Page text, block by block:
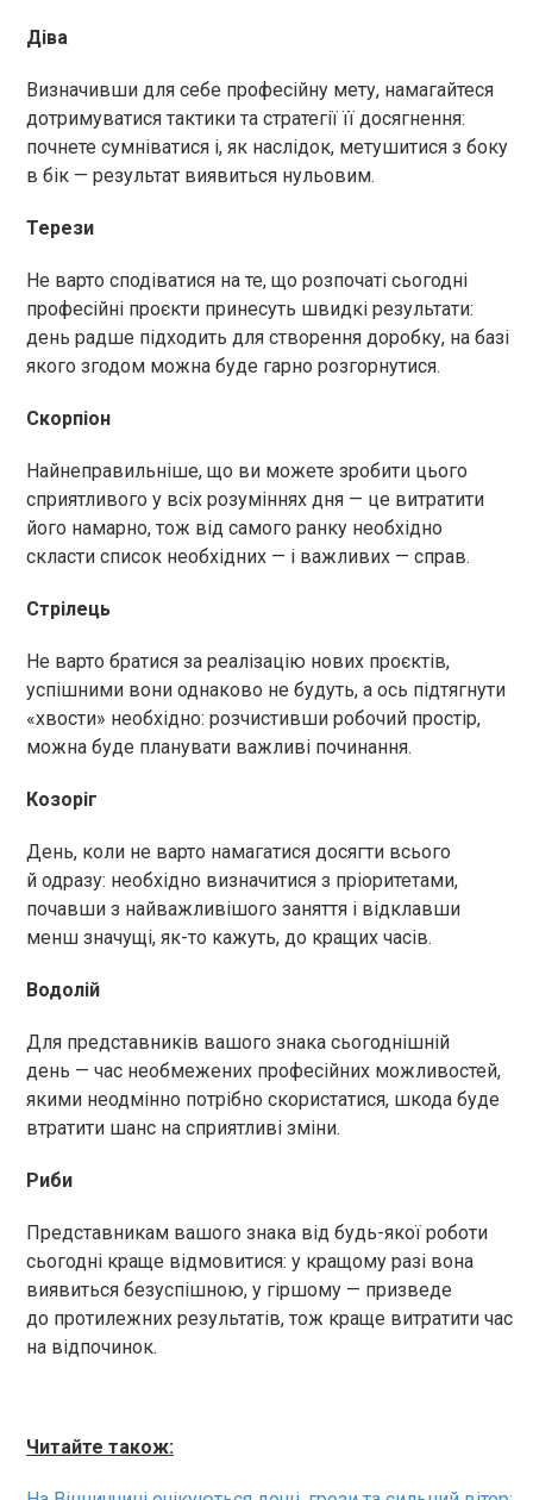
Діва
Визначивши для себе професійну мету, намагайтеся
дотримуватися тактики та стратегії її досягнення:
почнете сумніватися і, як наслідок, метушитися з боку
в бік — результат виявиться нульовим.
Терези
Не варто сподіватися на те, що розпочаті сьогодні
професійні проєкти принесуть швидкі результати:
день радше підходить для створення доробку, на базі
якого згодом можна буде гарно розгорнутися.
Скорпіон
Найнеправильніше, що ви можете зробити цього
сприятливого у всіх розуміннях дня — це витратити
його намарно, тож від самого ранку необхідно
скласти список необхідних — і важливих — справ.
Стрілець
Не варто братися за реалізацію нових проєктів,
успішними вони однаково не будуть, а ось підтягнути
«хвости» необхідно: розчистивши робочий простір,
можна буде планувати важливі починання.
Козоріг
День, коли не варто намагатися досягти всього
й одразу: необхідно визначитися з пріоритетами,
почавши з найважливішого заняття і відклавши
менш значущі, як-то кажуть, до кращих часів.
Водолій
Для представників вашого знака сьогоднішній
день — час необмежених професійних можливостей,
якими неодмінно потрібно скористатися, шкода буде
втратити шанс на сприятливі зміни.
Риби
Представникам вашого знака від будь-якої роботи
сьогодні краще відмовитися: у кращому разі вона
виявиться безуспішною, у гіршому — призведе
до протилежних результатів, тож краще витратити час
на відпочинок.
Читайте також: